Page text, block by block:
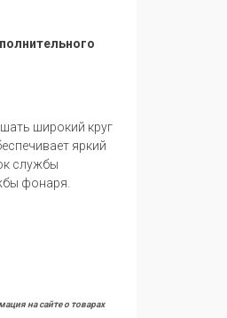
широкий круг
яркий
службы
фонаря.
на сайте о товарах